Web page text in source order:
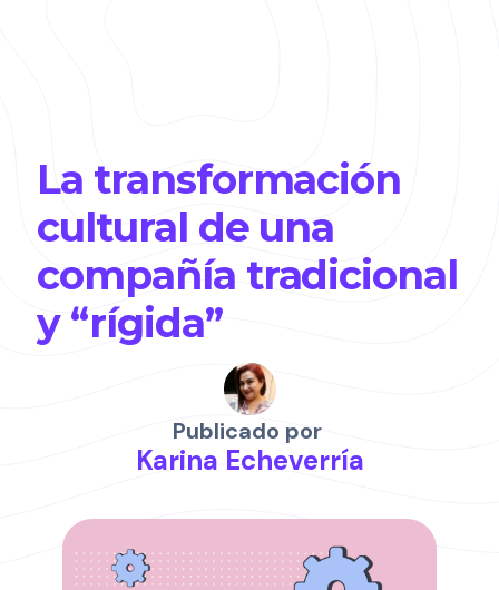
La transformación
cultural de una
compañía tradicional
y “rígida”
Publicado por
Karina Echeverría